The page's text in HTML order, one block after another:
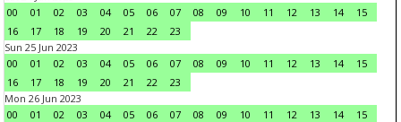
00
01 02 03 04 05 06 07 08 09 10 11 12 13 14
15
16
17 18 19 20 21 22
23
Sun 25 Jun 2023
00
01 02 03 04 05 06 07 08 09 10 11 12 13 14
15
16
17 18 19 20 21 22
23
Mon 26 Jun 2023
00
01 02 03 04 05 06 07 08 09 10 11 12 13 14
15